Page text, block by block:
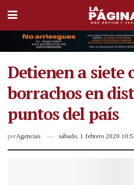
Detienen a siete
borrachos en
puntos del país
porAgencias sábado, 1 febrero 2020